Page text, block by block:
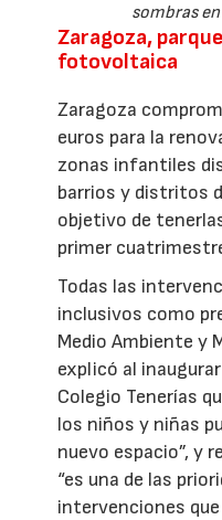
sombras
Zaragoza,
fotovoltaica
Zaragoza
euros para la
zonas infantiles
barrios y distritos
objetivo de
primer
Todas las
inclusivos como
Medio Ambiente y
explicó al
Colegio Tenerías
los niños y niñas
nuevo espacio”, y
“es una de las
intervenciones que